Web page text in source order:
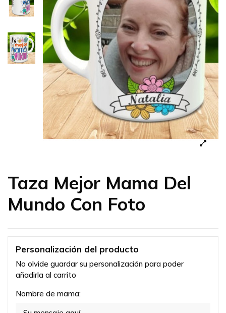
Taza Mejor Mama Del
Mundo Con Foto
Personalización del producto
No olvide guardar su personalización para poder
añadirla al carrito
Nombre de mama: